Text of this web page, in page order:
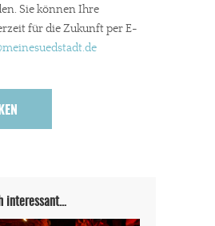
Sie können Ihre
für die Zukunft per E-
interessant…